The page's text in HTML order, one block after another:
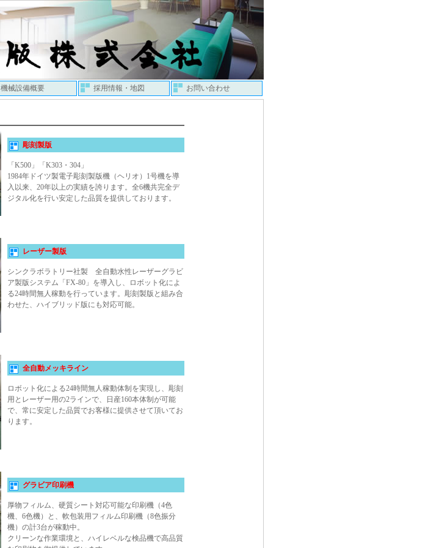
機械設備概要 採用情報・地図 お問い合わせ
彫刻製版
「K500」「K303・304」
1984年ドイツ製電子彫刻製版機（ヘリオ）1号機を導
入以来、20年以上の実績を誇ります。全6機共完全デ
ジタル化を行い安定した品質を提供しております。
レーザー製版
シンクラボラトリー社製 全自動水性レーザーグラビ
ア製版システム「FX-80」を導入し、ロボット化によ
る24時間無人稼動を行っています。彫刻製版と組み合
わせた、ハイブリッド版にも対応可能。
全自動メッキライン
ロボット化による24時間無人稼動体制を実現し、彫刻
用とレーザー用の2ラインで、日産160本体制が可能
で、常に安定した品質でお客様に提供させて頂いてお
ります。
グラビア印刷機
厚物フィルム、硬質シート対応可能な印刷機（4色
機、6色機）と、軟包装用フィルム印刷機（8色振分
機）の計3台が稼動中。
クリーンな作業環境と、ハイレベルな検品機で高品質